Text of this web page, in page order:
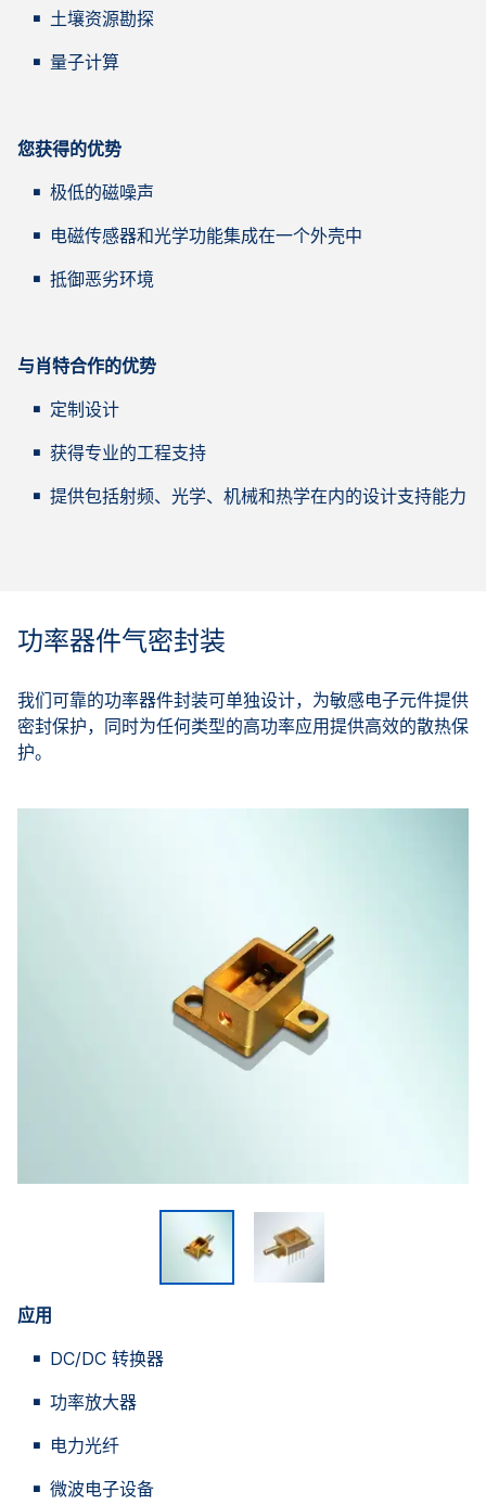
土壤资源勘探
量子计算
您获得的优势
极低的磁噪声
电磁传感器和光学功能集成在一个外壳中
抵御恶劣环境
与肖特合作的优势
定制设计
获得专业的工程支持
提供包括射频、光学、机械和热学在内的设计支持能力
功率器件气密封装
我们可靠的功率器件封装可单独设计，为敏感电子元件提供
密封保护，同时为任何类型的高功率应用提供高效的散热保
护。
应用
DC/DC 转换器
功率放大器
电力光纤
微波电子设备